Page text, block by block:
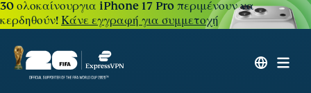
30 ολοκαίνουργια iPhone 17 Pro περιμένουν να
κερδηθούν!Κάνε εγγραφή για συμμετοχή